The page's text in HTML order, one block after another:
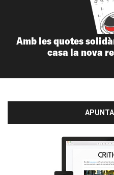
Amb les quotes
casa la nova